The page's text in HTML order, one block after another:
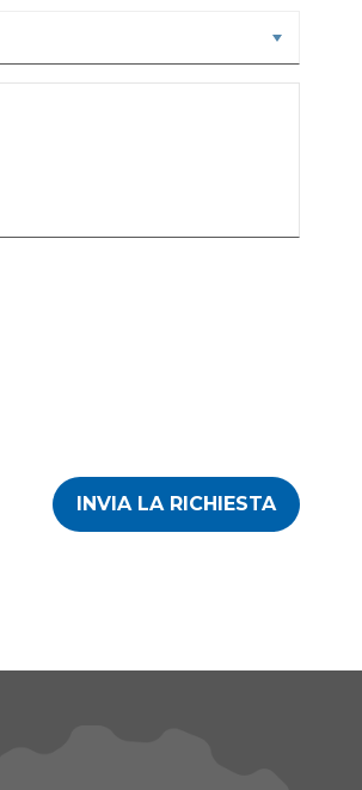
INVIA LA RICHIESTA